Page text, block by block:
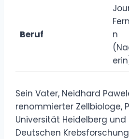
Beruf
n
Sein Vater, Neidhard
renommierter Zellbiologe,
Universität Heidelberg
Deutschen